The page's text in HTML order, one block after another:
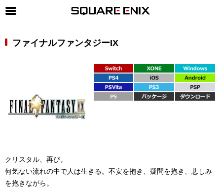
グッズ
動画
コラム
ファイナルファンタジーIX
クリスタル、再び。
何気ない流れの中で人は生きる。不安を抱き、疑問を抱き、悲しみ
を抱きながら。